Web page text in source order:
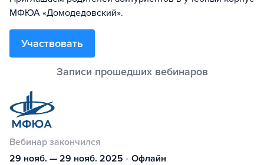
МФЮА «Домодедовский».
Участвовать
Вебинар закончился
29 нояб. — 29 нояб. 2025 • Офлайн